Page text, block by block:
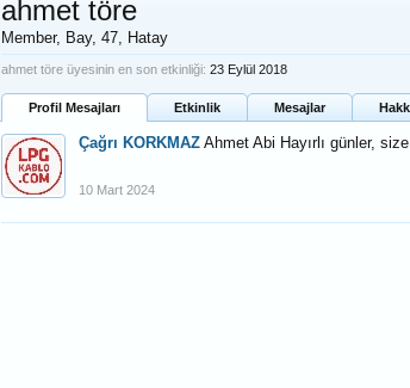
ahmet töre
Member, Bay, 47, Hatay
ahmet töre üyesinin en son etkinliği: 23 Eylül 2018
Profil Mesajları Etkinlik Mesajlar
Çağrı KORKMAZ Ahmet Abi Hayırlı günler,
10 Mart 2024